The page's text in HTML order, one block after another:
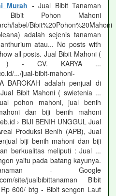
Murah - Jual Bibit Tanaman
Pohon Mahoni
label/Bibit%20Pohon%20Mahoni
adalah sejenis tanaman
atau... No posts with
all posts. Jual Bibit Mahoni (
) - CV. KARYA ...
.../jual-bibit-mahoni-
BAROKAH adalah penjual di
Bibit Mahoni ( swietenia ...
pohon mahoni, jual benih
dan biji benih mahoni
› BIJI BENIH UNGGUL Jual
Produksi Benih (APB), Jual
biji benih mahoni dan biji
berkualitas meliputi : Jual ...
yaitu pada batang kayunya.
- Google
site/jualbibittanaman Bibit
600/ btg - Bibit sengon Laut